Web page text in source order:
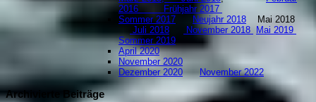
2016
Frühjahr 2017
Sommer 2017
Neujahr 2018 Mai 2018
Juli 2018
November 2018
Mai 2019
Sommer 2019
April 2020
November 2020
Dezember 2020
November 2022
Archivierte Beiträge